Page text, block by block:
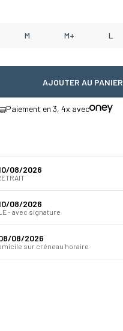
M M+ L
AJOUTER AU PANIER
Paiement en 3, 4x avec
08/2026
08/2026
- avec signature
08/2026
sur créneau horaire